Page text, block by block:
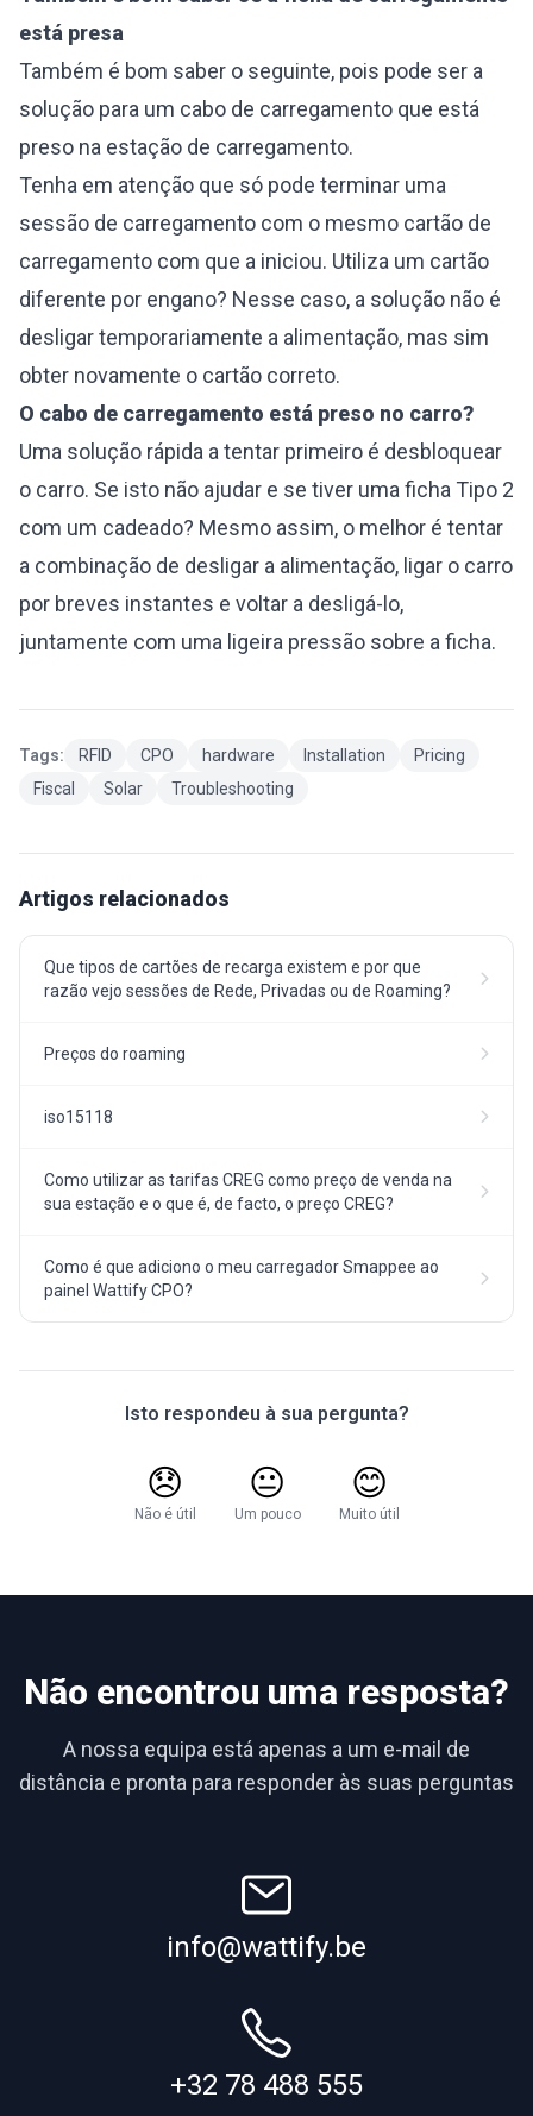
está presa
Também é bom saber o seguinte, pois pode ser a
solução para um cabo de carregamento que está
preso na estação de carregamento.
Tenha em atenção que só pode terminar uma
sessão de carregamento com o mesmo cartão de
carregamento com que a iniciou. Utiliza um cartão
diferente por engano? Nesse caso, a solução não é
desligar temporariamente a alimentação, mas sim
obter novamente o cartão correto.
O cabo de carregamento está preso no carro?
Uma solução rápida a tentar primeiro é desbloquear
o carro. Se isto não ajudar e se tiver uma ficha Tipo 2
com um cadeado? Mesmo assim, o melhor é tentar
a combinação de desligar a alimentação, ligar o carro
por breves instantes e voltar a desligá-lo,
juntamente com uma ligeira pressão sobre a ficha.
Tags: RFID CPO hardware Installation
Pricing
Fiscal
Solar Troubleshooting
Artigos relacionados
Que tipos de cartões de recarga existem e por que
razão vejo sessões de Rede, Privadas ou de Roaming?
Preços do roaming
iso15118
Como utilizar as tarifas CREG como preço de venda na
sua estação e o que é, de facto, o preço CREG?
Como é que adiciono o meu carregador Smappee ao
painel Wattify CPO?
Isto respondeu à sua pergunta?
😞
Não é útil
😐
Um pouco
😊
Muito útil
Não encontrou uma resposta?
A nossa equipa está apenas a um e-mail de
distância e pronta para responder às suas perguntas
info@wattify.be
+32 78 488 555